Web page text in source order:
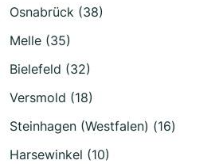
Osnabrück (38)
Melle (35)
Bielefeld (32)
Versmold (18)
Steinhagen (Westfalen) (16)
Harsewinkel (10)